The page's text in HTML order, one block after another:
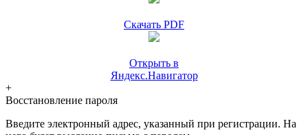
Скачать PDF
Открыть в
Яндекс.Навигатор
+
Восстановление пароля
Введите электронный адрес, указанный при регистрации. На